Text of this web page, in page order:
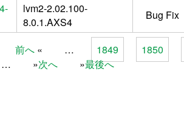
lvm2-2.02.100-
8.0.1.AXS4
Bug Fix
前へ … 1849
1850
… 次へ 最後へ